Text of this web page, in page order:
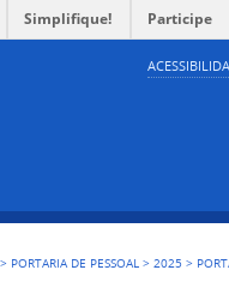
Simplifique! Participe
> PORTARIA DE PESSOAL >2025 >